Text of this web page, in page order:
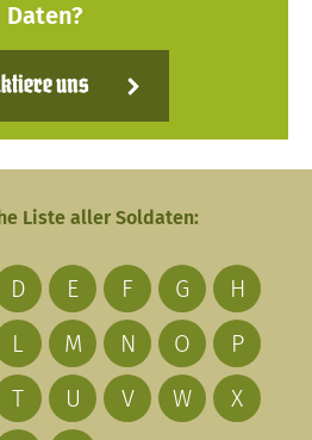
Daten?
uns
Liste aller Soldaten:
D E F G
H
L M N O
P
T U V W
X